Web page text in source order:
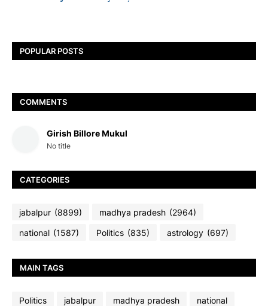
POPULAR POSTS
COMMENTS
Girish Billore Mukul
No title
CATEGORIES
jabalpur (8899) madhya pradesh (2964)
national (1587) Politics (835) astrology (697)
MAIN TAGS
Politics jabalpur madhya pradesh national